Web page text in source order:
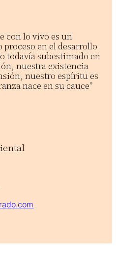
con lo vivo es un
en el desarrollo
todavía subestimado en
nuestra existencia
nuestro espíritu es
nace en su cauce”